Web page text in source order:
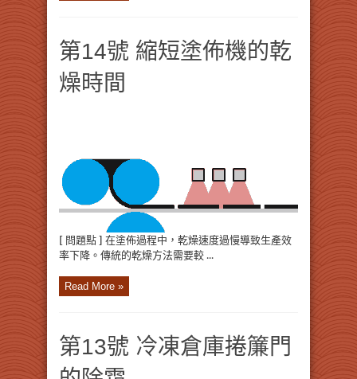
第14號 縮短塗佈機的乾
燥時間
[ 問題點 ] 在塗佈過程中，乾燥速度過慢導致生產效
率下降。傳統的乾燥方法需要較 ...
Read More »
第13號 冷凍倉庫捲簾門